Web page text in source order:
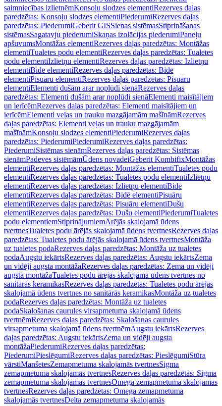
saimniecības izlietnēmKonsoļu slodzes elementiRezerves daļas
paredzētas: Konsoļu slodzes elementiPiederumiRezerves daļas
paredzētas: PiederumiGeberit GISSienas sistēmasStiprināšanas
sistēmasSagatavju piederumiSkaņas izolācijas piederumiPaneļu
apšuvumsMontāžas elementiRezerves daļas paredzētas: Montāžas
elementiTualetes podu elementiRezerves daļas paredzētas: Tualetes
podu elementiIzlietņu elementiRezerves daļas paredzētas: Izlietņu
elementiBidē elementiRezerves daļas paredzētas: Bidē
elementiPisuāru elementiRezerves daļas paredzētas: Pisuāru
elementiElementi dušām arar noplūdi sienāRezerves daļas
paredzētas: Elementi dušām arar noplūdi sienāElementi maisītājiem
un ierīcēmRezerves daļas paredzētas: Elementi maisītājiem un
ierīcēmElementi veļas un trauku mazgājamām mašīnāmRezerves
daļas paredzētas: Elementi veļas un trauku mazgājamām
mašīnāmKonsoļu slodzes elementiPiederumiRezerves daļas
paredzētas: PiederumiPiederumiRezerves daļas paredzētas:
PiederumiSistēmas sienāmRezerves daļas paredzētas: Sistēmas
sienāmPadeves sistēmāmŪdens novadeiGeberit KombifixMontāžas
elementiRezerves daļas paredzētas: Montāžas elementiTualetes podu
elementiRezerves daļas paredzētas: Tualetes podu elementiIzlietņu
elementiRezerves daļas paredzētas: Izlietņu elementiBidē
elementiRezerves daļas paredzētas: Bidē elementiPisuāru
elementiRezerves daļas paredzētas: Pisuāru elementiDušu
elementiRezerves daļas paredzētas: Dušu elementiPiederumiTualetes
podu elementiemStiprinājumiemĀrējās skalojamā ūdens
tvertnesTualetes podu ārējās skalojamā ūdens tvertnesRezerves daļas
paredzētas: Tualetes podu ārējās skalojamā ūdens tvertnesMontāža
uz tualetes podaRezerves daļas paredzētas: Montāža uz tualetes
podaAugstu iekārtsRezerves daļas paredzētas: Augstu iekārtsZema
un vidēji augsta montāžaRezerves daļas paredzētas: Zema un vidēji
augsta montāžaTualetes podu ārējās skalojamā ūdens tvertnes no
sanitārās keramikasRezerves daļas paredzētas: Tualetes podu ārējās
skalojamā ūdens tvertnes no sanitārās keramikasMontāža uz tualetes
podaRezerves daļas paredzētas: Montāža uz tualetes
podaSkalošanas caurules virsapmetuma skalojamā ūdens
tvertnēmRezerves daļas paredzētas: Skalošanas caurules
virsapmetuma skalojamā ūdens tvertnēmAugstu iekārtsRezerves
daļas paredzētas: Augstu iekārtsZema un vidēji augsta
montāžaPiederumiRezerves daļas paredzētas:
PiederumiPieslēgumiRezerves daļas paredzētas: PieslēgumiStūra
vārstiManšetesZemapmetuma skalojamās tvertnesSigma
zemapmetuma skalojamās tvertnesRezerves daļas paredzētas: Sigma
zemapmetuma skalojamās tvertnesOmega zemapmetuma skalojamās
tvertnesRezerves daļas paredzētas: Omega zemapmetuma
skalojamās tvertnesDelta zemapmetuma skalojamās